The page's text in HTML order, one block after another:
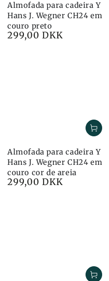
Almofada para cadeira Y
Hans J. Wegner CH24 em
couro preto
Preço
299,00 DKK
Almofada para cadeira Y
Hans J. Wegner CH24 em
couro cor de areia
Preço
299,00 DKK